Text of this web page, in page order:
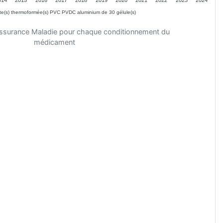
thermoformée(s) PVC PVDC aluminium de 30 gélule(s)
Maladie pour chaque conditionnement du
médicament